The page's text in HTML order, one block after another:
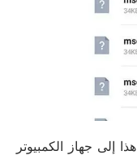
إلى جهاز الكمبيوتر